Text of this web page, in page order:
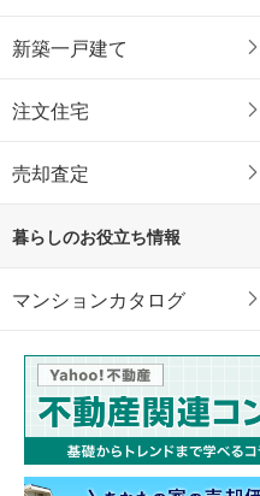
新築一戸建て
注文住宅
売却査定
暮らしのお役立ち情報
マンションカタログ